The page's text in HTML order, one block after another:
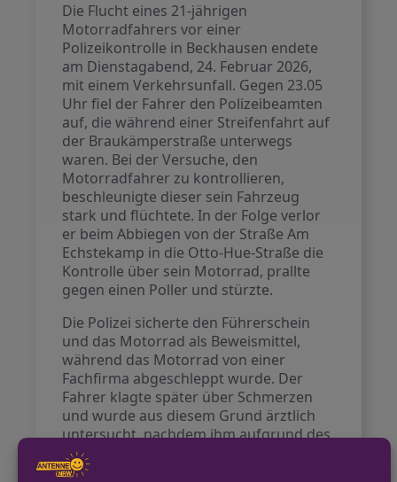
Die Flucht eines 21-jährigen
Motorradfahrers vor einer
Polizeikontrolle in Beckhausen endete
am Dienstagabend, 24. Februar 2026,
mit einem Verkehrsunfall. Gegen 23.05
Uhr fiel der Fahrer den Polizeibeamten
auf, die während einer Streifenfahrt auf
der Braukämperstraße unterwegs
waren. Bei der Versuche, den
Motorradfahrer zu kontrollieren,
beschleunigte dieser sein Fahrzeug
stark und flüchtete. In der Folge verlor
er beim Abbiegen von der Straße Am
Echstekamp in die Otto-Hue-Straße die
Kontrolle über sein Motorrad, prallte
gegen einen Poller und stürzte.
Die Polizei sicherte den Führerschein
und das Motorrad als Beweismittel,
während das Motorrad von einer
Fachfirma abgeschleppt wurde. Der
Fahrer klagte später über Schmerzen
und wurde aus diesem Grund ärztlich
untersucht, nachdem ihm aufgrund des
Verdachts auf Drogenkonsum eine
Blutprobe entnommen wurde. Ihm